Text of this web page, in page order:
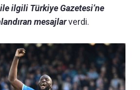
ilgili Türkiye Gazetesi’ne
mesajlarverdi.